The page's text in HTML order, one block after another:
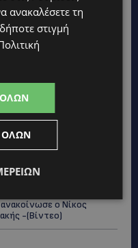
η κάμερα να μπαίνει
εκπροσωπώντας την
που...
ΕΔΙΜΒΟΥΡΓΟ: Η Στέλλα
διεθνή εικαστική σκηνή
της Αστυνομίας για
ο Νίκος
-(Βίντεο)
ανακαλέσετε τη
στιγμή
ΌΛΩΝ